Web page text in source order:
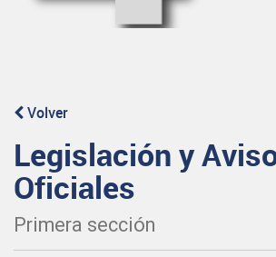
Volver
Legislación y
Oficiales
Primera sección